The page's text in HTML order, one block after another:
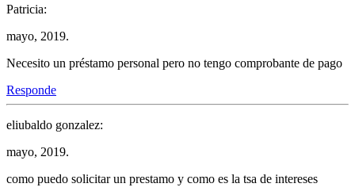
Patricia:
mayo, 2019.
Necesito un préstamo personal pero no tengo comprobante de pago
Responde
eliubaldo gonzalez:
mayo, 2019.
como puedo solicitar un prestamo y como es la tsa de intereses